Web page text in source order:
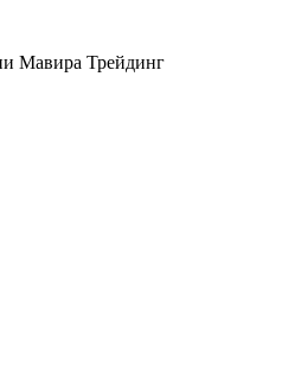
Мавира Трейдинг